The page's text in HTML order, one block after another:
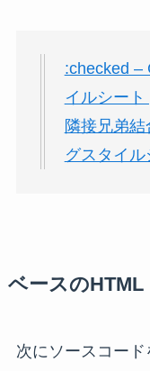
:checked –
イルシート
隣接兄弟
グスタイ
ベースのHTML
次にソースコード